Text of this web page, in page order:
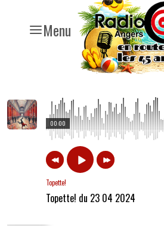
Menu
00:00
Topette!
Topette! du 23 04 2024